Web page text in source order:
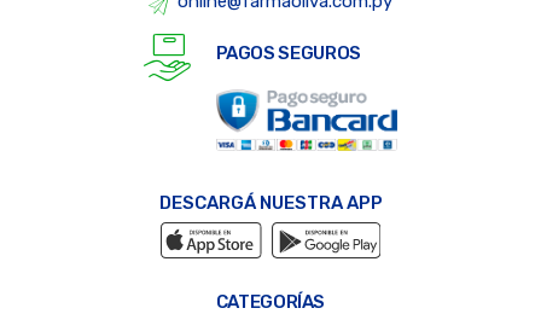
PAGOS SEGUROS
DESCARGÁ NUESTRA APP
CATEGORÍAS